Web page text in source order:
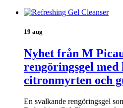
19 aug
Nyhet från M
rengöringsgel med
citronmyrten och
En svalkande rengöringsgel